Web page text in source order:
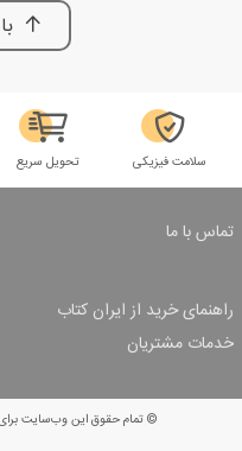
سلامت فیزیکی تحویل سریع
تماس با ما
راهنمای خرید از ایران کتاب
ثبت سفارش
شرایط ارسال سفارش
شیوه پرداخت
تخفیف‌های خرید
خدمات مشتریان
© تمام حقوق این وب‌سایت